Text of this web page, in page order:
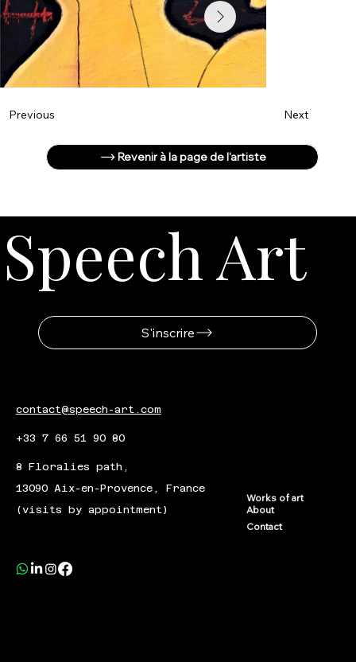
Previous Next
Revenir à la page de l'artiste
Speech Art
contact@speech-art.com
+33 7 66 51 90 80
8 Floralies path,
13090 Aix-en-Provence, France
(visits by appointment)
Works of art
About
Contact
S'inscrire